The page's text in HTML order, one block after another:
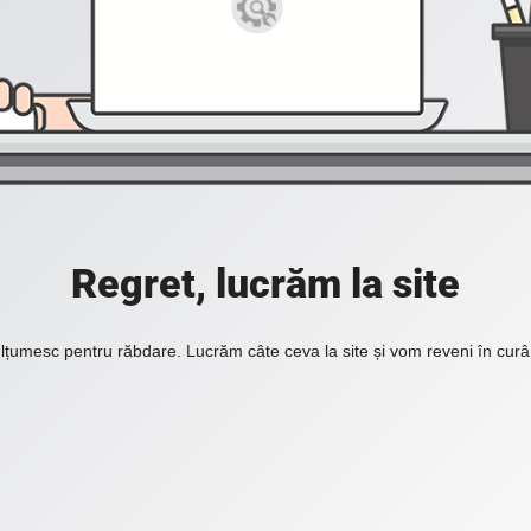
Regret, lucrăm la site
pentru răbdare. Lucrăm câte ceva la site și vom reveni în